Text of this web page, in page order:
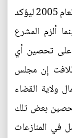
ثم بعد ذلك صدر دستور جمهورية العراق لعام 2005 ليؤكد
ألزم المشرع
على تحصين أي
إن مجلس
ولاية القضاء
بعض تلك
في المنازعات